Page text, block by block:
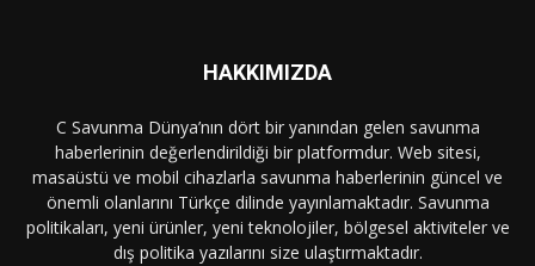
HAKKIMIZDA
C Savunma Dünya’nın dört bir yanından gelen savunma
haberlerinin değerlendirildiği bir platformdur. Web sitesi,
masaüstü ve mobil cihazlarla savunma haberlerinin güncel ve
önemli olanlarını Türkçe dilinde yayınlamaktadır. Savunma
politikaları, yeni ürünler, yeni teknolojiler, bölgesel aktiviteler ve
dış politika yazılarını size ulaştırmaktadır.